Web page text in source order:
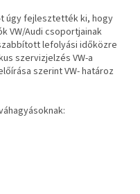
t úgy fejlesztették ki, hogy
VW/Audi csoportjainak
lefolyási időközre
szervizjelzés VW-a
szerint VW- határoz